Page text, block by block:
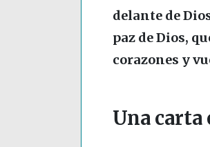
delante de
paz de Dios,
corazones y
Una carta